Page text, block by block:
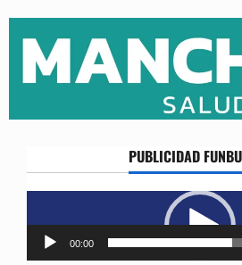
content
PUBLICIDAD
de
vídeo
00:00